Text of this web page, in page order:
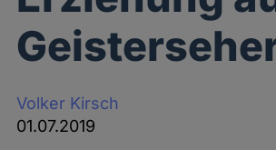
Volker Kirsch
01.07.2019